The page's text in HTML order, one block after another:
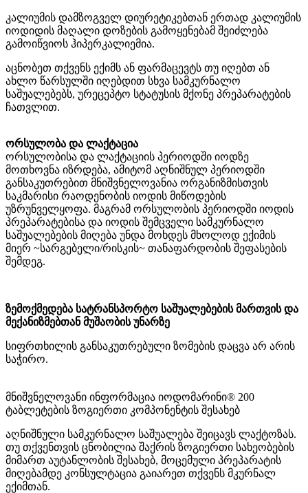
კალიუმის დამზოგველ დიურეტიკებთან ერთად კალიუმის
იოდიდის მაღალი დოზების გამოყენებამ შეიძლება
გამოიწვიოს ჰიპერკალიემია.
აცნობეთ თქვენს ექიმს ან ფარმაცევტს თუ იღებთ ან
ახლო წარსულში იღებდით სხვა სამკურნალო
საშუალებებს, ურეცეპტო სტატუსის მქონე პრეპარატების
ჩათვლით.
ორსულობა და ლაქტაცია
ორსულობისა და ლაქტაციის პერიოდში იოდზე
მოთხოვნა იზრდება, ამიტომ აღნიშნულ პერიოდში
განსაკუთრებით მნიშვნელოვანია ორგანიზმისთვის
საკმარისი რაოდენობის იოდის მიწოდების
უზრუნველყოფა. მაგრამ ორსულობის პერიოდში იოდის
პრეპარატებისა და იოდის შემცველი სამკურნალო
საშუალებების მიღება უნდა მოხდეს მხოლოდ ექიმის
მიერ ~სარგებელი/რისკის~ თანაფარდობის შეფასების
შემდეგ.
ზემოქმედება სატრანსპორტო საშუალებების მართვის და
მექანიზმებთან მუშაობის უნარზე
სიფრთხილის განსაკუთრებული ზომების დაცვა არ არის
საჭირო.
მნიშვნელოვანი ინფორმაცია იოდომარინი® 200
ტაბლეტების ზოგიერთი კომპონენტის შესახებ
აღნიშნული სამკურნალო საშუალება შეიცავს ლაქტოზას.
თუ თქვენთვის ცნობილია შაქრის ზოგიერთი სახეობების
მიმართ აუტანლობის შესახებ, მოცემული პრეპარატის
მიღებამდე კონსულტაცია გაიარეთ თქვენს მკურნალ
ექიმთან.